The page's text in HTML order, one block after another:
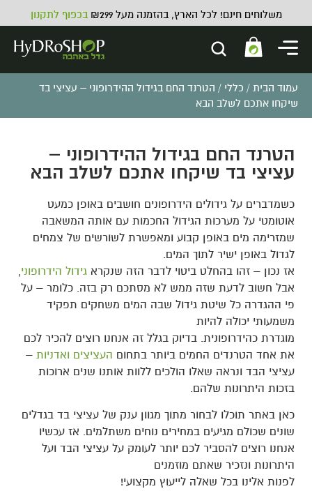
משלוחים חינם! לכל הארץ, בהזמנה מעל ₪299 בכפוף לתקנון
עמוד הבית / כללי / הטרנד החם בגידול ההידרופוני – עציצי בד
שיקחו אתכם לשלב הבא
הטרנד החם בגידול ההידרופוני –
עציצי בד שיקחו אתכם לשלב הבא
כשמדברים על גידולים הידרופונים חושבים באופן כמעט
אוטומטי על מערכות הגידול החכמות עם אותה המשאבה
שמזרימה מים באופן קבוע ומאפשרת לשורשים של צמחים
לגדול באופן ישיר לתוך המים.
אז נכון – זהו בהחלט ביטוי לדבר הזה שנקרא גידול הידרופוני,
אבל חשוב לדעת שזה ממש לא מסתכם רק בזה. כלומר – על
פי ההגדרה כל שיטת גידול שבה המים משחקים תפקיד
משמעותי יכולה להיות
מוגדרת כהידרופונית. בדיוק בגלל זה אנחנו רוצים להכיר לכם
את אחד הטרנדים החמים ביותר בתחום העציצים ואדניות –
עציצי הבד ונראה שאלו הולכים ללוות אותנו שנים ארוכות
בזכות היתרונות שלהם.
כאן באתר תוכלו לבחור מתוך מגוון ענק של עציצי בד בגדלים
שונים שכולם מגיעים במחירים נוחים משתלמים. אז עכשיו
אנחנו רוצים להסביר לכם יותר לעומק על עציצי הבד ועל
היתרונות ונזכיר שאתם מוזמנים
לפנות אלינו בכל שאלה לייעוץ מקצועי!
זרעים למרפסת וגינה